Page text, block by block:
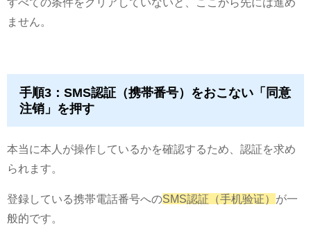
ません。
手順3：SMS認証（携帯番号）をおこない「同意
注销」を押す
本当に本人が操作しているかを確認するため、認証を求め
られます。
登録している携帯電話番号へのSMS認証（手机验证） が一
般的です。